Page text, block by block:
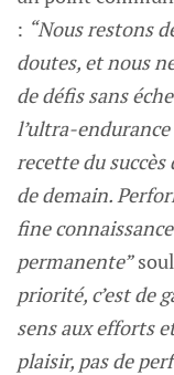
: “Nous restons
doutes, et nous
de défis sans
l’ultra-
recette du
de demain.
fine
permanente”
priorité, c’est de
sens aux efforts
plaisir, pas de